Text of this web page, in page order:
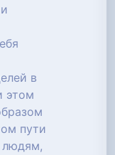
в
этом
пути
людям,